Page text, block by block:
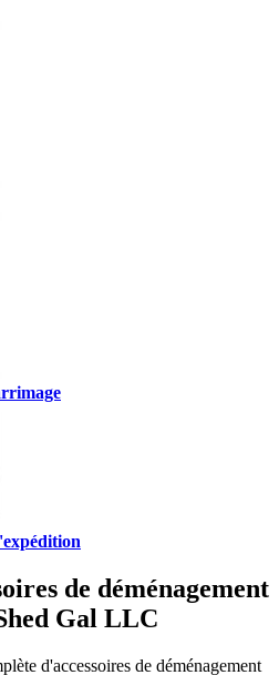
de déménagement
Gal LLC
d'accessoires de déménagement